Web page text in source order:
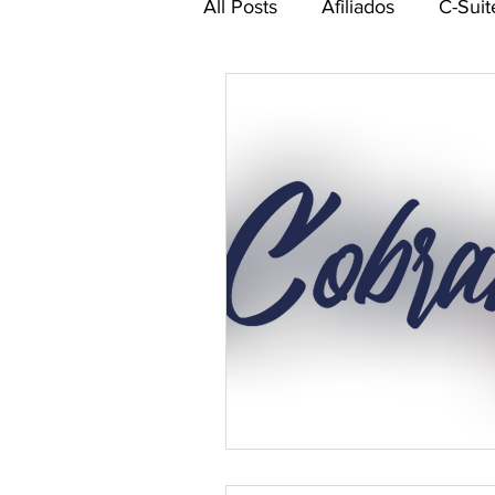
All Posts Afiliados C-
Networking CEA
Gestión de talento humano